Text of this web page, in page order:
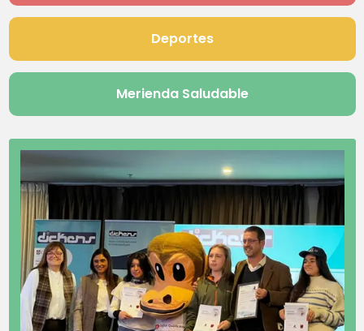
Deportes
Merienda Saludable